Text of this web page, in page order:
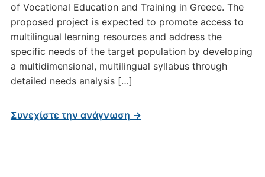
of Vocational Education and Training in Greece. The
proposed project is expected to promote access to
multilingual learning resources and address the
specific needs of the target population by developing
a multidimensional, multilingual syllabus through
detailed needs analysis […]
Συνεχίστε την ανάγνωση →